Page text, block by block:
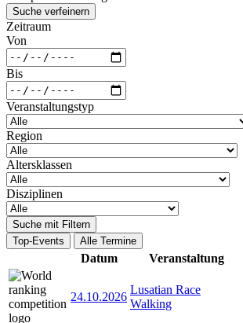
Suche verfeinern
Zeitraum
Von
Bis
Veranstaltungstyp
Region
Altersklassen
Disziplinen
Suche mit Filtern
Top-Events
Alle Termine
Datum Veranstaltung
24.10.2026
Lusatian Race
Walking